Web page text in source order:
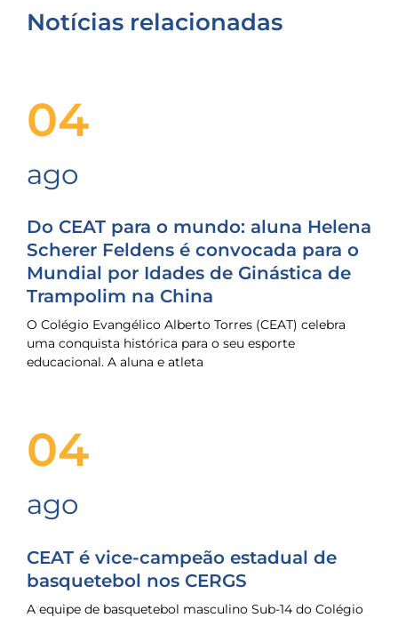
Notícias relacionadas
04
ago
Do CEAT para o mundo: aluna Helena
Scherer Feldens é convocada para o
Mundial por Idades de Ginástica de
Trampolim na China
O Colégio Evangélico Alberto Torres (CEAT) celebra
uma conquista histórica para o seu esporte
educacional. A aluna e atleta
04
ago
CEAT é vice-campeão estadual de
basquetebol nos CERGS
A equipe de basquetebol masculino Sub-14 do Colégio